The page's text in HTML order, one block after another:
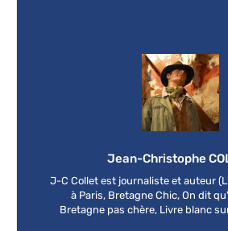
Jean-Christophe
J-C Collet est journaliste et auteur
à Paris, Bretagne Chic, On dit
Bretagne pas chère, Livre blanc